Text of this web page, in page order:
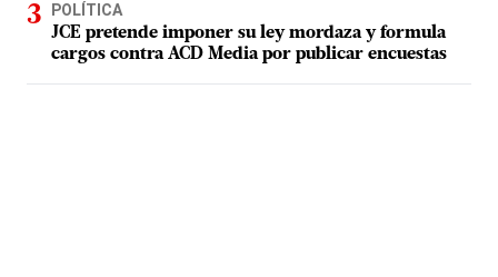
POLÍTICA
JCE pretende imponer su ley mordaza y formula
cargos contra ACD Media por publicar encuestas